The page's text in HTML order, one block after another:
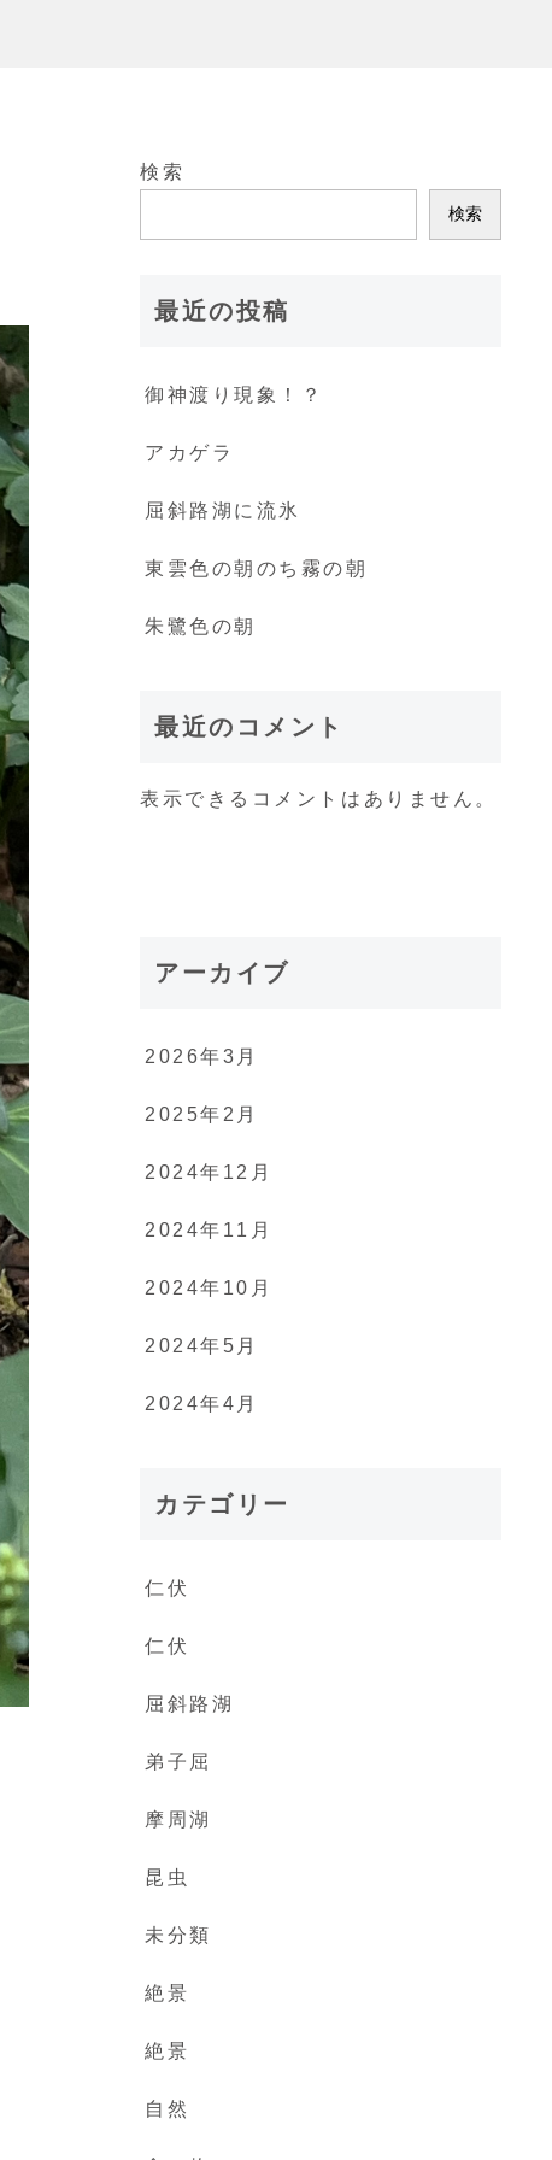
検索
検索
最近の投稿
御神渡り現象！？
アカゲラ
屈斜路湖に流氷
東雲色の朝のち霧の朝
朱鷺色の朝
最近のコメント
表示できるコメントはありません。
アーカイブ
2026年3月
2025年2月
2024年12月
2024年11月
2024年10月
2024年5月
2024年4月
カテゴリー
仁伏
仁伏
屈斜路湖
弟子屈
摩周湖
昆虫
未分類
絶景
絶景
自然